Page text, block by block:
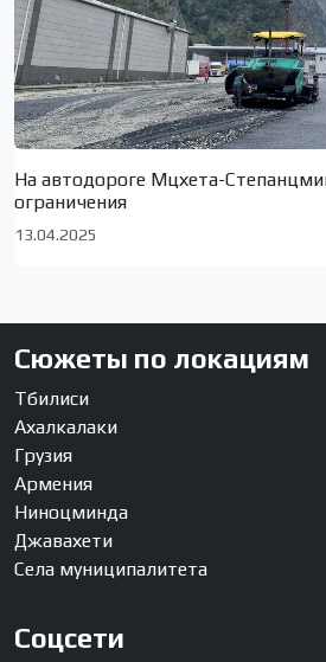
На автодороге Мцхета-
ограничения
13.04.2025
Сюжеты по локациям
Тбилиси
Ахалкалаки
Грузия
Армения
Ниноцминда
Джавахети
Села муниципалитета
Соцсети